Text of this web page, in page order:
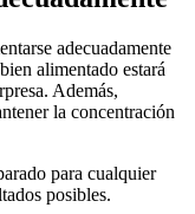
adecuadamente
alimentado estará
Además,
la concentración
para cualquier
posibles.